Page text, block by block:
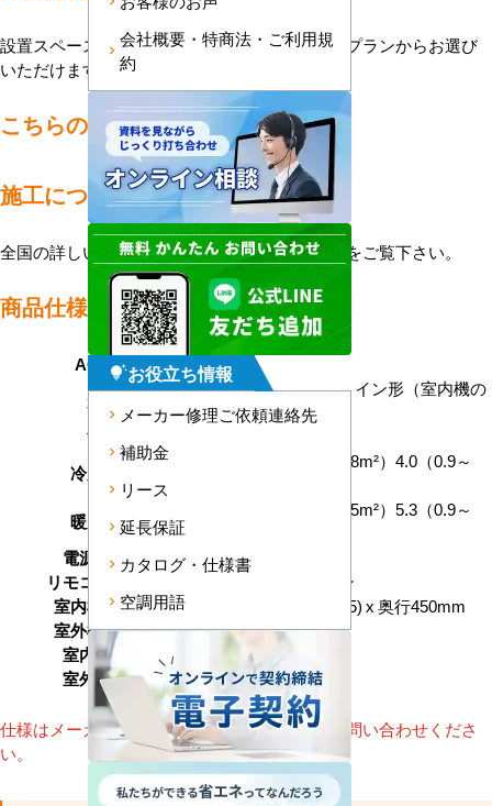
設置スペースや住まいの構造に合わせて様々なプランからお選び
いただけます。（室外機は別売りです）
こちらの機種について
施工について
全国の詳しい施工エリアに関しましてはこちら をご覧下さい。
商品仕様＜参考例＞
AC型番
ZLB40-H
形状
マルチフリービルトイン形（室内機の
み）
能力
冷房能力
11畳～17畳（18～28m²）4.0（0.9～
暖房能力
12畳～15畳（20～25m²）5.3（0.9～
電源タイプ
室外機側電源
リモコンタイプ
ワイヤレスリモコン
室内機サイズ
高さ230 x 幅770(+65) x 奥行450mm
室外機サイズ
室内機重量
18kg
室外機重量
仕様はメーカーによって異なります。詳細はお問い合わせくださ
い。
会社概要・特商法・ご利用規
約
tips_and_updatesお役立ち情報
メーカー修理ご依頼連絡先
補助金
リース
延長保証
カタログ・仕様書
空調用語